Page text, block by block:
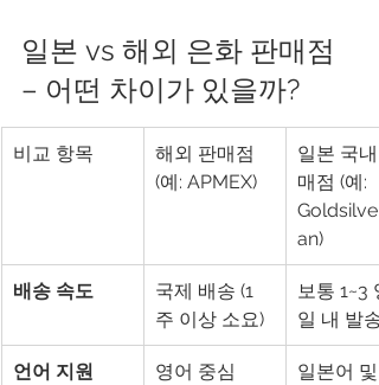
일본 vs 해외 은화 판매점
– 어떤 차이가 있을까?
비교 항목
해외 판매점
(예: APMEX)
일본 국내
매점 (예:
an)
배송 속도
국제 배송 (1
주 이상 소요)
보통 1~3
일 내 발송
언어 지원 영어 중심
일본어 및